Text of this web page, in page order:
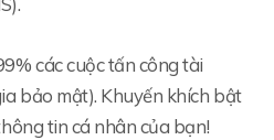
các cuộc tấn công tài
bảo mật). Khuyến khích bật
tin cá nhân của bạn!